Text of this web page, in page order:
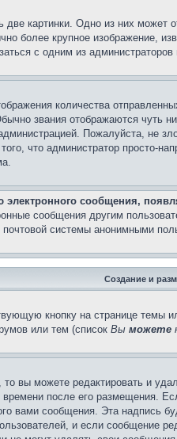
картинки. Одно из них
более крупное изображение,
с одним из администраторов
количества
звания отображаются
Пожалуйста, не
что администратор просто-
сообщения,
сообщения другим
системы анонимными
Создание и
кнопку на странице темы
или тем (список Вы можете
вы можете редактировать и
после его размещения.
вами сообщения. Эта надпись
и если сообщение